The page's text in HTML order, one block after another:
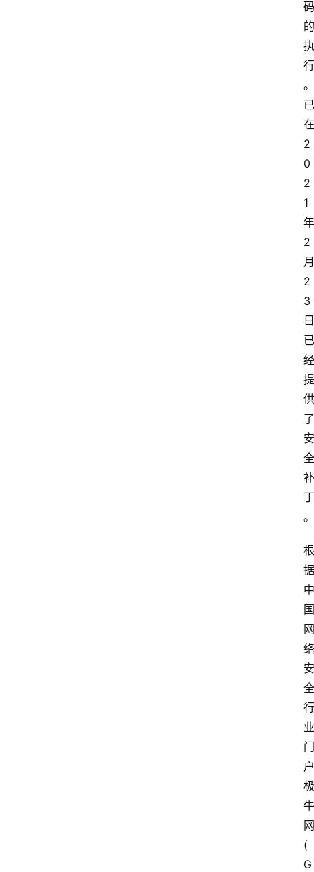
码
的
执
行
。
已
在
2
0
2
1
年
2
月
2
3
日
已
经
提
供
了
安
全
补
丁
。
根
据
中
国
网
络
安
全
行
业
门
户
极
牛
网
(
G